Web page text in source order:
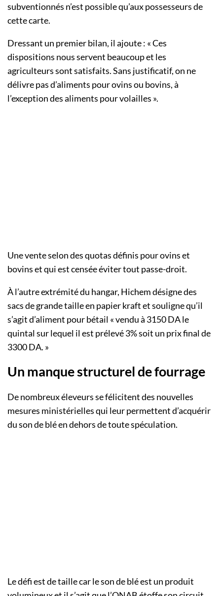
subventionnés n’est possible qu’aux possesseurs de
cette carte.
Dressant un premier bilan, il ajoute : « Ces
dispositions nous servent beaucoup et les
agriculteurs sont satisfaits. Sans justificatif, on ne
délivre pas d’aliments pour ovins ou bovins, à
l’exception des aliments pour volailles ».
Une vente selon des quotas définis pour ovins et
bovins et qui est censée éviter tout passe-droit.
À l’autre extrémité du hangar, Hichem désigne des
sacs de grande taille en papier kraft et souligne qu’il
s’agit d’aliment pour bétail « vendu à 3150 DA le
quintal sur lequel il est prélevé 3% soit un prix final de
3300 DA. »
Un manque structurel de fourrage
De nombreux éleveurs se félicitent des nouvelles
mesures ministérielles qui leur permettent d’acquérir
du son de blé en dehors de toute spéculation.
Le défi est de taille car le son de blé est un produit